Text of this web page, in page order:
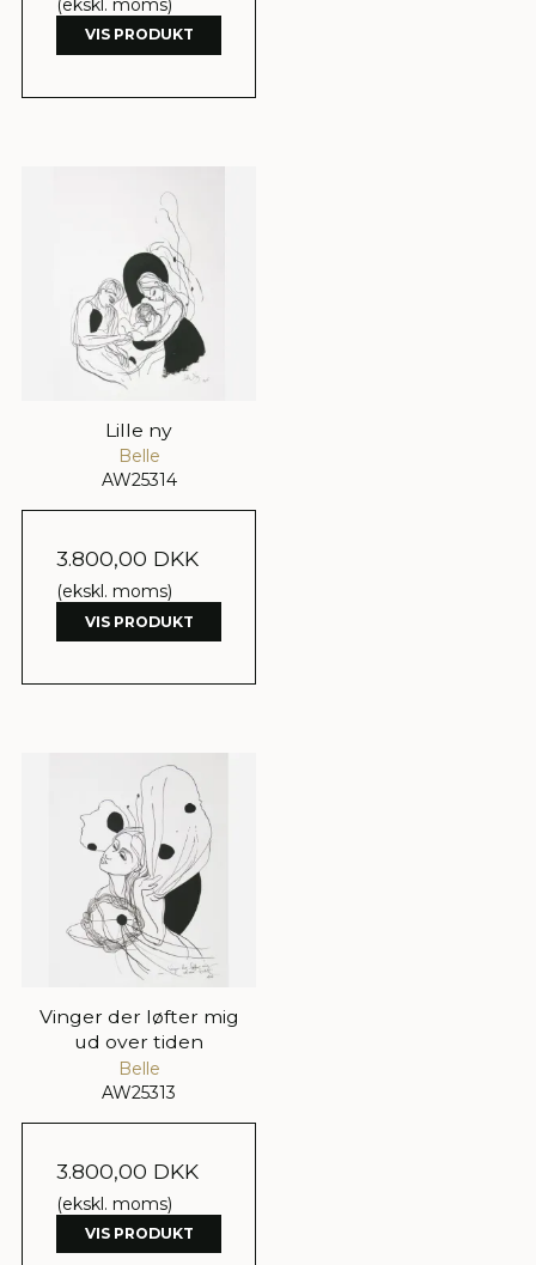
(ekskl. moms)
VIS PRODUKT
Lille ny
Belle
AW25314
3.800,00 DKK
(ekskl. moms)
VIS PRODUKT
Vinger der løfter mig
ud over tiden
Belle
AW25313
3.800,00 DKK
(ekskl. moms)
VIS PRODUKT